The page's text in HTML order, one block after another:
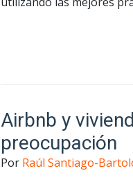
Airbnb y
preocupación
Por Raúl Santiago-